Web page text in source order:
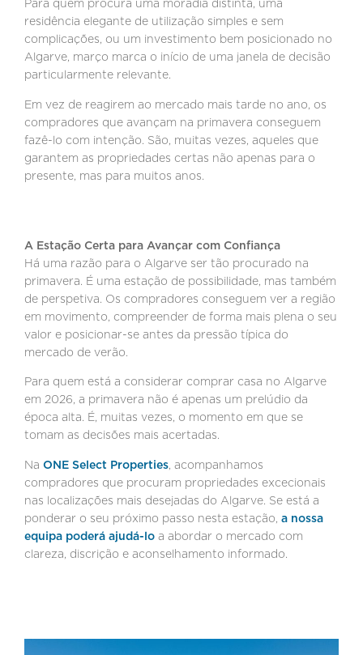
Para quem procura uma moradia distinta, uma
residência elegante de utilização simples e sem
complicações, ou um investimento bem posicionado no
Algarve, março marca o início de uma janela de decisão
particularmente relevante.
Em vez de reagirem ao mercado mais tarde no ano, os
compradores que avançam na primavera conseguem
fazê-lo com intenção. São, muitas vezes, aqueles que
garantem as propriedades certas não apenas para o
presente, mas para muitos anos.
A Estação Certa para Avançar com Confiança
Há uma razão para o Algarve ser tão procurado na
primavera. É uma estação de possibilidade, mas também
de perspetiva. Os compradores conseguem ver a região
em movimento, compreender de forma mais plena o seu
valor e posicionar-se antes da pressão típica do
mercado de verão.
Para quem está a considerar comprar casa no Algarve
em 2026, a primavera não é apenas um prelúdio da
época alta. É, muitas vezes, o momento em que se
tomam as decisões mais acertadas.
Na ONE Select Properties, acompanhamos
compradores que procuram propriedades excecionais
nas localizações mais desejadas do Algarve. Se está a
ponderar o seu próximo passo nesta estação, a nossa
equipa poderá ajudá-lo a abordar o mercado com
clareza, discrição e aconselhamento informado.